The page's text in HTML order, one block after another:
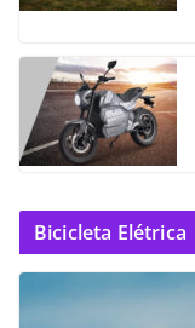
Bicicleta Elétrica